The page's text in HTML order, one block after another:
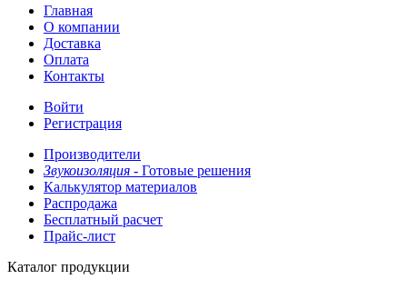
Главная
О компании
Доставка
Оплата
Контакты
Войти
Регистрация
Производители
Звукоизоляция - Готовые решения
Калькулятор материалов
Распродажа
Бесплатный расчет
Прайс-лист
Каталог продукции